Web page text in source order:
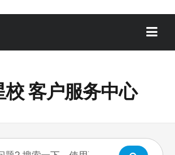
客户服务中心